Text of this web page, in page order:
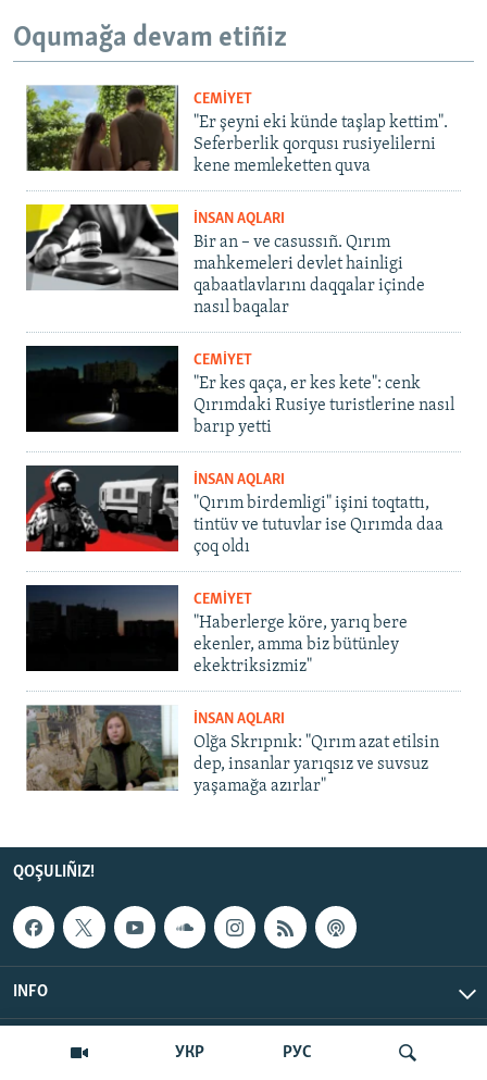
УКР РУС
Oqumağa devam etiñiz
CEMİYET
"Er şeyni eki künde taşlap kettim".
Seferberlik qorqusı rusiyelilerni
kene memleketten quva
İNSAN AQLARI
Bir an – ve casussıñ. Qırım
mahkemeleri devlet hainligi
qabaatlavlarını daqqalar içinde
nasıl baqalar
CEMİYET
"Er kes qaça, er kes kete": cenk
Qırımdaki Rusiye turistlerine nasıl
barıp yetti
İNSAN AQLARI
"Qırım birdemligi" işini toqtattı,
tintüv ve tutuvlar ise Qırımda daa
çoq oldı
CEMİYET
"Haberlerge köre, yarıq bere
ekenler, amma biz bütünley
ekektriksizmiz"
İNSAN AQLARI
Olğa Skrıpnık: "Qırım azat etilsin
dep, insanlar yarıqsız ve suvsuz
yaşamağa azırlar"
QOŞULIÑIZ!
INFO
© Qırım.Aqiqat, 2026 | All Rights Reserved.